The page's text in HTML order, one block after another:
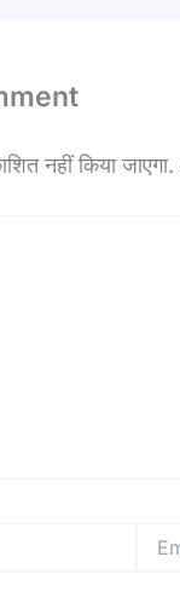
नहीं किया जाएगा.